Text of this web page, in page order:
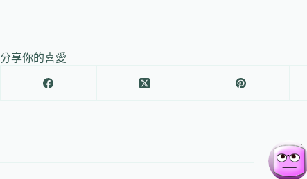
分享你的喜愛